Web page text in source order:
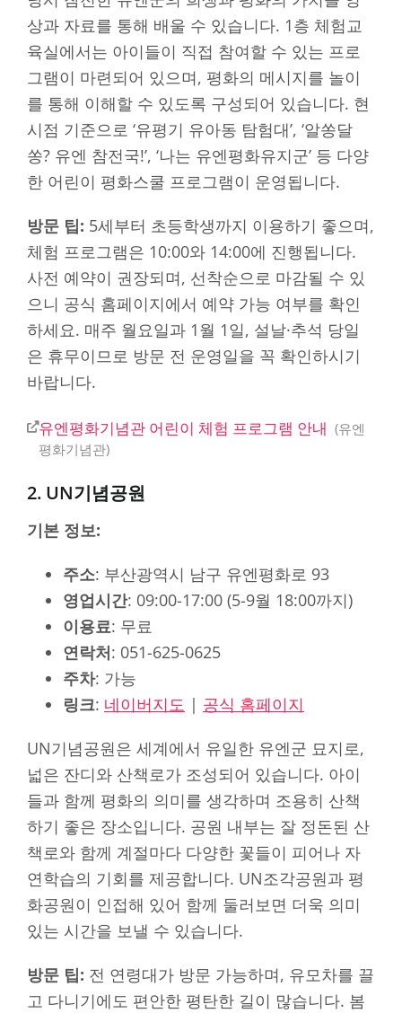
상과 자료를 통해 배울 수 있습니다. 1층 체험교
육실에서는 아이들이 직접 참여할 수 있는 프로
그램이 마련되어 있으며, 평화의 메시지를 놀이
를 통해 이해할 수 있도록 구성되어 있습니다. 현
시점 기준으로 ‘유평기 유아동 탐험대’, ‘알쏭달
쏭? 유엔 참전국!’, ‘나는 유엔평화유지군’ 등 다양
한 어린이 평화스쿨 프로그램이 운영됩니다.
방문 팁: 5세부터 초등학생까지 이용하기 좋으며,
체험 프로그램은 10:00와 14:00에 진행됩니다.
사전 예약이 권장되며, 선착순으로 마감될 수 있
으니 공식 홈페이지에서 예약 가능 여부를 확인
하세요. 매주 월요일과 1월 1일, 설날·추석 당일
은 휴무이므로 방문 전 운영일을 꼭 확인하시기
바랍니다.
유엔평화기념관 어린이 체험 프로그램 안내
유엔
평화기념관
2. UN기념공원
기본 정보:
주소: 부산광역시 남구 유엔평화로 93
영업시간: 09:00-17:00 (5-9월 18:00까지)
이용료: 무료
연락처: 051-625-0625
주차: 가능
링크: 네이버지도 | 공식 홈페이지
UN기념공원은 세계에서 유일한 유엔군 묘지로,
넓은 잔디와 산책로가 조성되어 있습니다. 아이
들과 함께 평화의 의미를 생각하며 조용히 산책
하기 좋은 장소입니다. 공원 내부는 잘 정돈된 산
책로와 함께 계절마다 다양한 꽃들이 피어나 자
연학습의 기회를 제공합니다. UN조각공원과 평
화공원이 인접해 있어 함께 둘러보면 더욱 의미
있는 시간을 보낼 수 있습니다.
방문 팁: 전 연령대가 방문 가능하며, 유모차를 끌
고 다니기에도 편안한 평탄한 길이 많습니다. 봄